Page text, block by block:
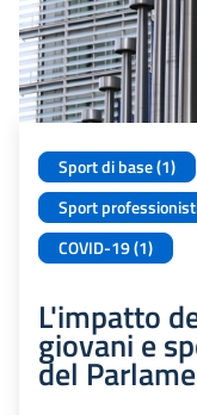
Sport di base (1)
Sport
COVID-19 (1)
L'impatto
giovani e
del